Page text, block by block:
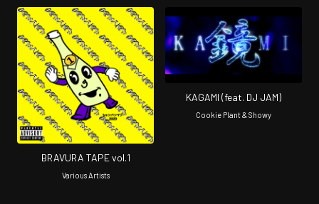
BRAVURA TAPE vol.1
Various Artists
KAGAMI (feat. DJ JAM)
Cookie Plant & Showy